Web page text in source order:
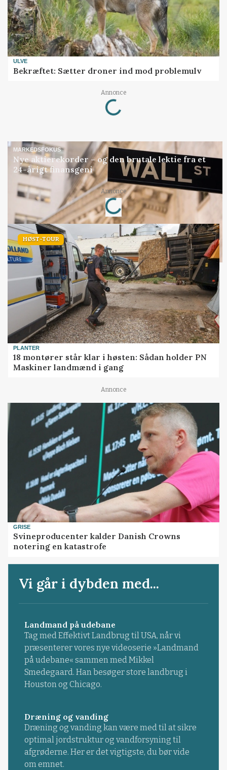
ULVE
Bekræftet: Sætter droner ind mod problemulv
Annonce
Loading...
MARKEDSFOKUS
Nye aktierekorder – og den brutale lektie fra et
24-årigt finansgeni
Annonce
Loading...
HØST-TOUR
PLANTER
18 montører står klar i høsten: Sådan holder PN
Maskiner landmænd i gang
Annonce
GRISE
Svineproducenter kalder Danish Crowns
notering en katastrofe
Vi går i dybden med...
Landmand på udebane
Tag med Effektivt Landbrug til USA, når vi
præsenterer vores nye videoserie »Landmand
på udebane« sammen med Mikkel
Smedegaard. Han besøger store landbrug i
Houston og Chicago.
Dræning og vanding
Dræning og vanding kan være med til at sikre
optimal jordstruktur og vandforsyning til
afgrøderne. Her er det vigtigste, du bør vide
om emnet.